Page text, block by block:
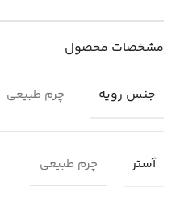
مشخصات محصول
جنس رویه چرم طبیعی
آستر چرم طبیعی